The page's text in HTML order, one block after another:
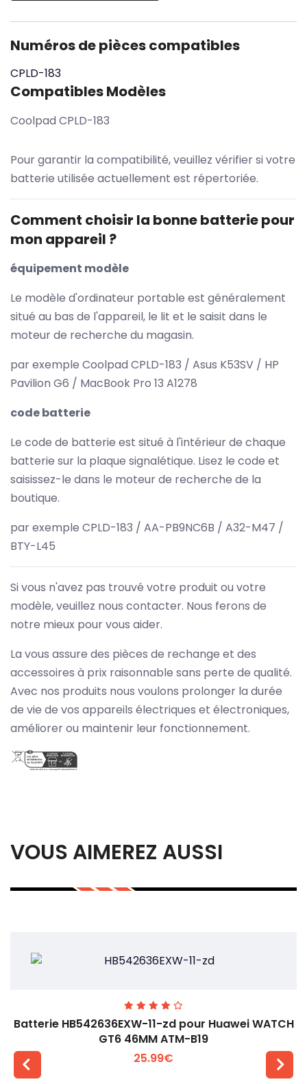
Numéros de pièces compatibles
CPLD-183
Compatibles Modèles
Coolpad CPLD-183
Pour garantir la compatibilité, veuillez vérifier si votre
batterie utilisée actuellement est répertoriée.
Comment choisir la bonne batterie pour
mon appareil ?
équipement modèle
Le modèle d'ordinateur portable est généralement
situé au bas de l'appareil, le lit et le saisit dans le
moteur de recherche du magasin.
par exemple Coolpad CPLD-183 / Asus K53SV / HP
Pavilion G6 / MacBook Pro 13 A1278
code batterie
Le code de batterie est situé à l'intérieur de chaque
batterie sur la plaque signalétique. Lisez le code et
saisissez-le dans le moteur de recherche de la
boutique.
par exemple CPLD-183 / AA-PB9NC6B / A32-M47 /
BTY-L45
Si vous n'avez pas trouvé votre produit ou votre
modèle, veuillez nous contacter. Nous ferons de
notre mieux pour vous aider.
La vous assure des pièces de rechange et des
accessoires à prix raisonnable sans perte de qualité.
Avec nos produits nous voulons prolonger la durée
de vie de vos appareils électriques et électroniques,
améliorer ou maintenir leur fonctionnement.
VOUS AIMEREZ AUSSI
Batterie HB542636EXW-11-zd pour Huawei WATCH
GT6 46MM ATM-B19
25.99€